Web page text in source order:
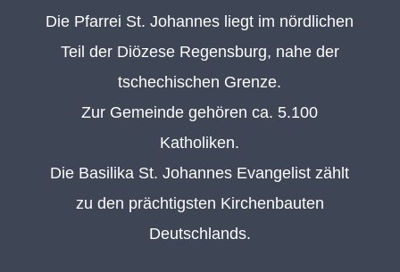
Die Pfarrei St. Johannes liegt im nördlichen
Teil der Diözese Regensburg, nahe der
tschechischen Grenze.
Zur Gemeinde gehören ca. 5.100
Katholiken.
Die Basilika St. Johannes Evangelist zählt
zu den prächtigsten Kirchenbauten
Deutschlands.